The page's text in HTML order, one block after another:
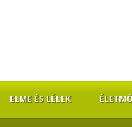
ELME ÉS LÉLEK